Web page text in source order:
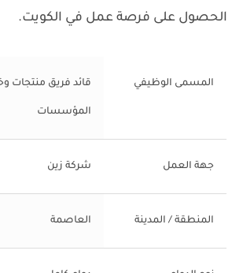
الحصول على فرصة عمل في الكويت.
المسمى الوظيفي قائد فريق منتجات
المؤسسات
جهة العمل شركة زين
المنطقة / المدينة العاصمة